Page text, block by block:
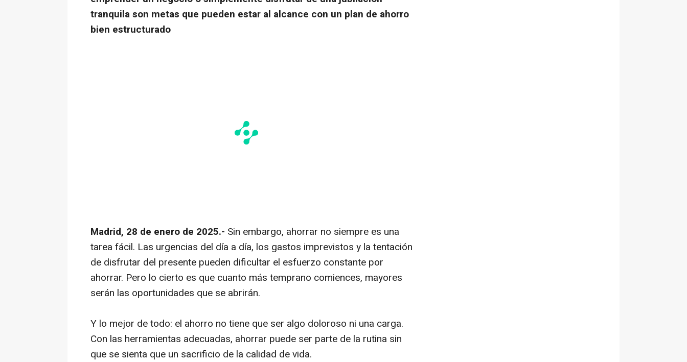
tranquila son metas que pueden estar al alcance con un plan de ahorro
bien estructurado
Madrid, 28 de enero de 2025.- Sin embargo, ahorrar no siempre es una
tarea fácil. Las urgencias del día a día, los gastos imprevistos y la tentación
de disfrutar del presente pueden dificultar el esfuerzo constante por
ahorrar. Pero lo cierto es que cuanto más temprano comiences, mayores
serán las oportunidades que se abrirán.
Y lo mejor de todo: el ahorro no tiene que ser algo doloroso ni una carga.
Con las herramientas adecuadas, ahorrar puede ser parte de la rutina sin
que se sienta que un sacrificio de la calidad de vida.